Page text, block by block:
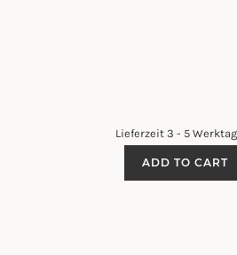
Lieferzeit 3 - 5
PRINT
-
ADD TO CART